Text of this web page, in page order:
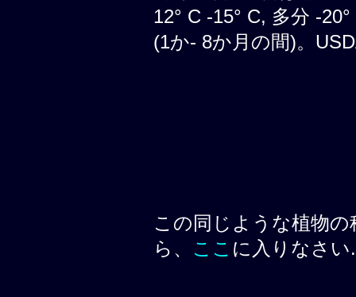
12° C -15° C, 多分 -
(1か- 8か月の間)。
この同じような植物
ら、 ここ に入りなさい.